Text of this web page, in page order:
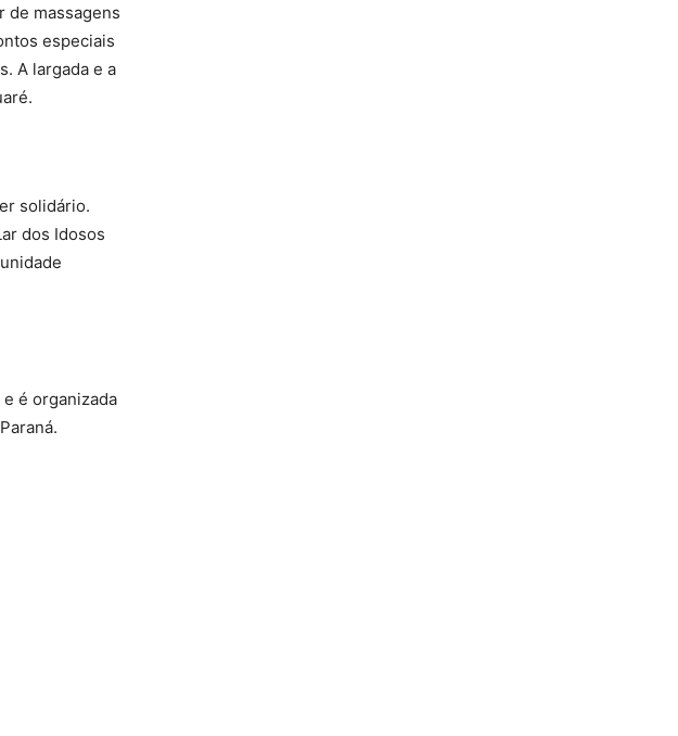
de massagens
especiais
A largada e a
solidário.
dos Idosos
é organizada